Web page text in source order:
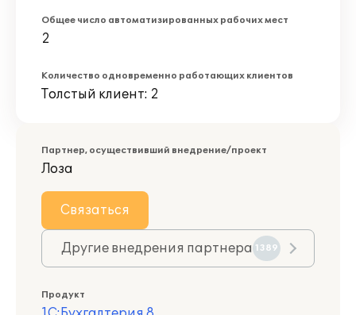
Общее число автоматизированных рабочих мест
2
Количество одновременно работающих клиентов
Толстый клиент: 2
Партнер, осуществивший внедрение/проект
Лоза
Связаться
Другие внедрения партнера 1389
Продукт